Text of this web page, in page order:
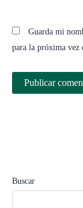
Guarda mi
para la próxima vez
Buscar